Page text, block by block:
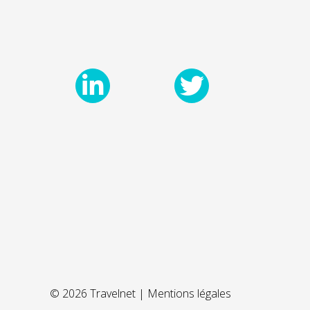
© 2026 Travelnet | Mentions légales